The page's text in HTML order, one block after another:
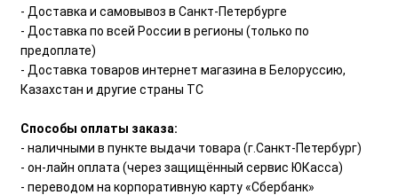
- Доставка и самовывоз в Санкт-Петербурге
- Доставка по всей России в регионы (только по
предоплате)
- Доставка товаров интернет магазина в Белоруссию,
Казахстан и другие страны ТС
Способы оплаты заказа:
- наличными в пункте выдачи товара (г.Санкт-Петербург)
- он-лайн оплата (через защищённый сервис ЮКасса)
- переводом на корпоративную карту «Сбербанк»